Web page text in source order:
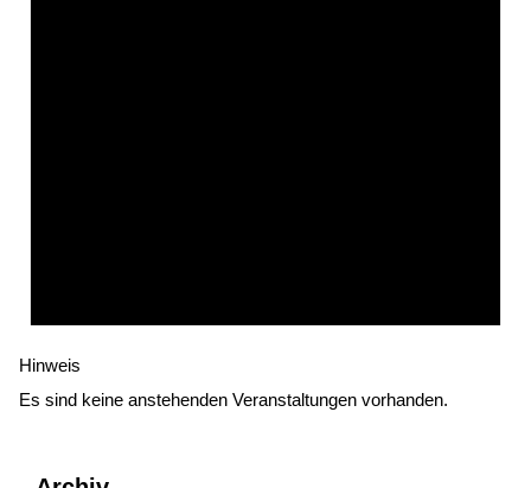
Hinweis
Es sind keine anstehenden Veranstaltungen vorhanden.